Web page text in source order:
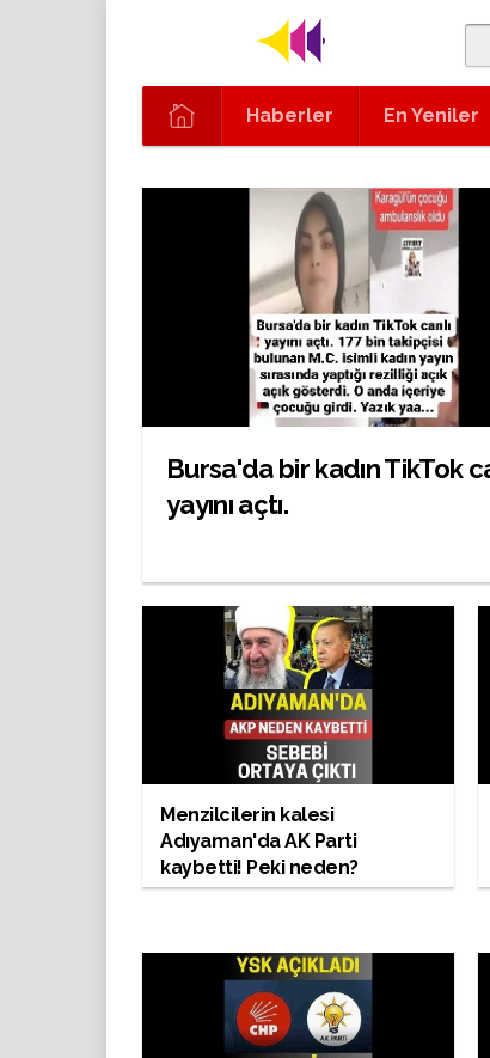
Haberler En Yeniler
Bursa'da bir kadın TikTok
yayını açtı.
Menzilcilerin kalesi
Adıyaman'da AK Parti
kaybetti! Peki neden?